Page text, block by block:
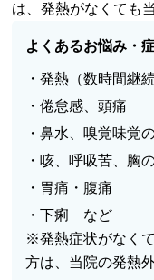
は、発熱がなくても
よくあるお悩み・
・発熱（数時間継
・倦怠感、頭痛
・鼻水、嗅覚味覚
・咳、呼吸苦、胸
・胃痛・腹痛
・下痢 など
※発熱症状がなく
方は、当院の発熱